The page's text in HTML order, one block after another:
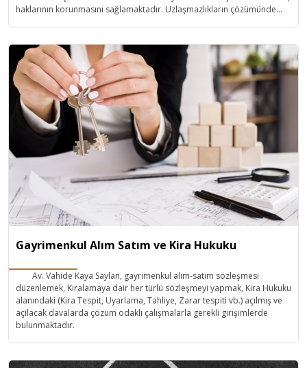
haklarının korunmasını sağlamaktadır. Uzlaşmazlıkların çözümünde
tanınmaktadır.
Gayrimenkul Alım Satım ve Kira Hukuku
Av. Vahide Kaya Saylan, gayrimenkul alım-satım sözleşmesi
düzenlemek, Kiralamaya dair her türlü sözleşmeyi yapmak, Kira Hukuku
alanındaki (Kira Tespit, Uyarlama, Tahliye, Zarar tespiti vb.) açılmış ve
açılacak davalarda çözüm odaklı çalışmalarla gerekli girişimlerde
bulunmaktadır.